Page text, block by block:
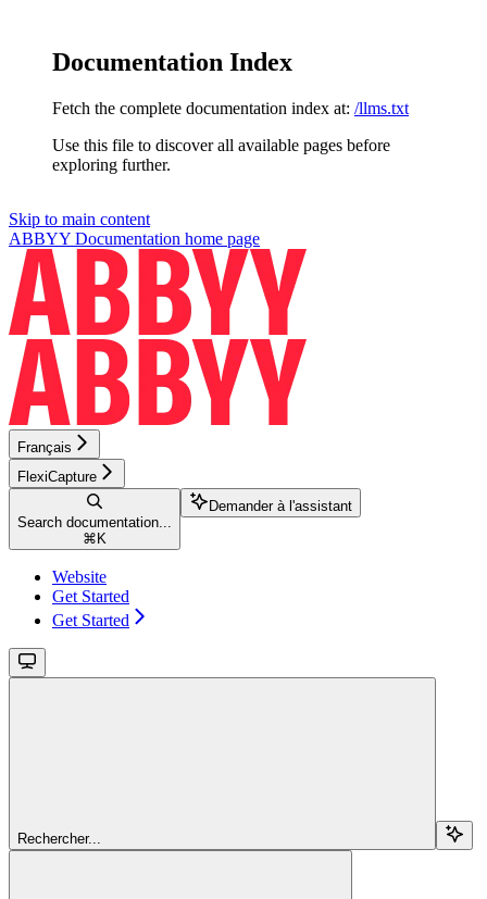
Documentation Index
Fetch the complete documentation index at: /llms.txt
Use this file to discover all available pages before
exploring further.
Skip to main content
ABBYY Documentation home page
Français
FlexiCapture
Search documentation...
⌘ K
Demander à l'assistant
Website
Get Started
Get Started
Rechercher...